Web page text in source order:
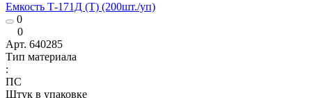
Емкость Т-171Д (Т) (200шт./уп)
0
0
Арт. 640285
Тип материала
:
ПС
Штук в упаковке